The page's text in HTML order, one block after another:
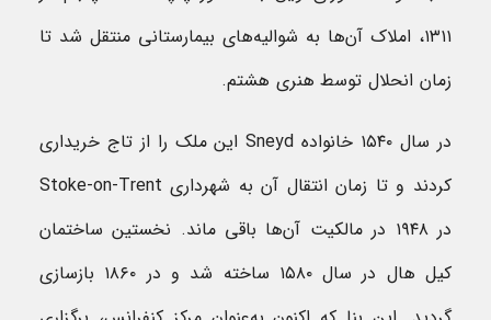
۱۳۱۱، املاک آن‌ها به شوالیه‌های بیمارستانی منتقل شد تا
زمان انحلال توسط هنری هشتم.
در سال ۱۵۴۰ خانواده Sneyd این ملک را از تاج خریداری
کردند و تا زمان انتقال آن به شهرداری Stoke-on-Trent
در ۱۹۴۸ در مالکیت آن‌ها باقی ماند. نخستین ساختمان
کیل هال در سال ۱۵۸۰ ساخته شد و در ۱۸۶۰ بازسازی